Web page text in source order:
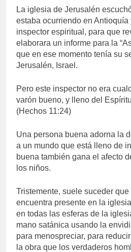
La iglesia de Jerusalén
estaba ocurriendo en Antioquía
inspector espiritual, para que
elaborara un informe para la
que en ese momento tenía su
Jerusalén, Israel.
Pero este inspector no era
varón bueno, y lleno del
(Hechos 11:24)
Una persona buena adorna la
a un mundo que está lleno de
buena también gana el afecto
los niños.
Tristemente, suele suceder
encuentra presente en la
en todas las esferas de la
mano satánica usando la
para menospreciar, para
la obra que los verdaderos